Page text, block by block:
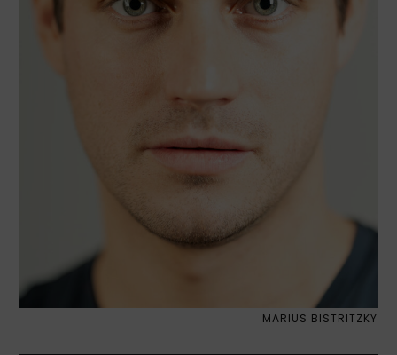
MARIUS BISTRITZKY